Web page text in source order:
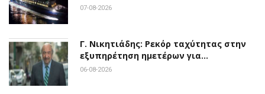
07-08-2026
Γ. Νικητιάδης: Ρεκόρ ταχύτητας στην
εξυπηρέτηση ημετέρων για…
06-08-2026